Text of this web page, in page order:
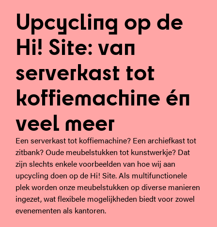
Upcycling op de
Hi! Site: van
serverkast tot
koffiemachine én
veel meer
Een serverkast tot koffiemachine? Een archiefkast tot
zitbank? Oude meubelstukken tot kunstwerkje? Dat
zijn slechts enkele voorbeelden van hoe wij aan
upcycling doen op de Hi! Site. Als multifunctionele
plek worden onze meubelstukken op diverse manieren
ingezet, wat flexibele mogelijkheden biedt voor zowel
evenementen als kantoren.